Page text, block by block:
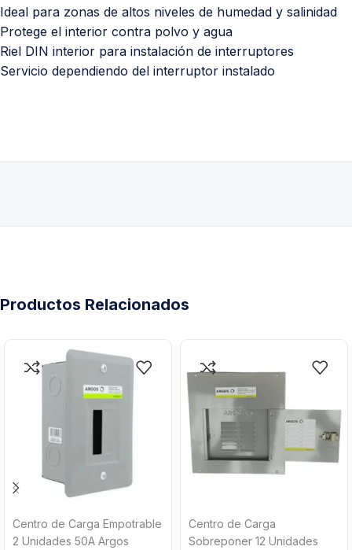
Ideal para zonas de altos niveles de humedad y salinidad
Protege el interior contra polvo y agua
Riel DIN interior para instalación de interruptores
Servicio dependiendo del interruptor instalado
Productos Relacionados
Centro de Carga Empotrable
2 Unidades 50A Argos
Centro de Carga
Sobreponer 12 Unidades